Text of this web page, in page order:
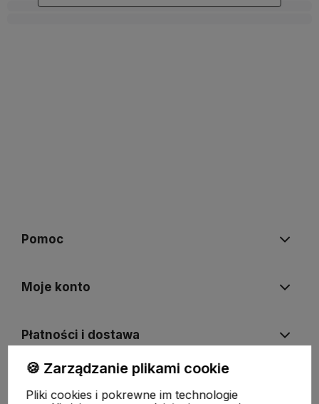
Pomoc
Moje konto
Płatności i dostawa
🍪 Zarządzanie plikami cookie
Pliki cookies i pokrewne im technologie